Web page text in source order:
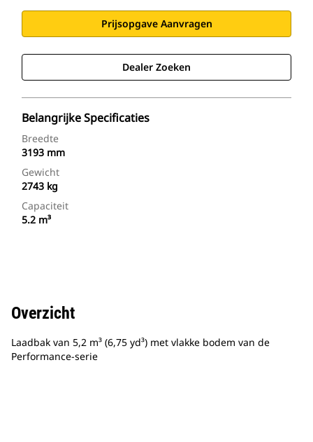
Prijsopgave Aanvragen
Dealer Zoeken
Belangrijke Specificaties
Breedte
3193 mm
Gewicht
2743 kg
Capaciteit
5.2 m³
Overzicht
Laadbak van 5,2 m³ (6,75 yd³) met vlakke bodem van de
Performance-serie